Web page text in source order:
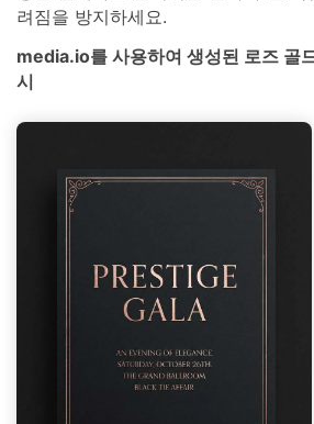
려짐을 방지하세요.
media.io를 사용하여 생성된 로즈 골
시